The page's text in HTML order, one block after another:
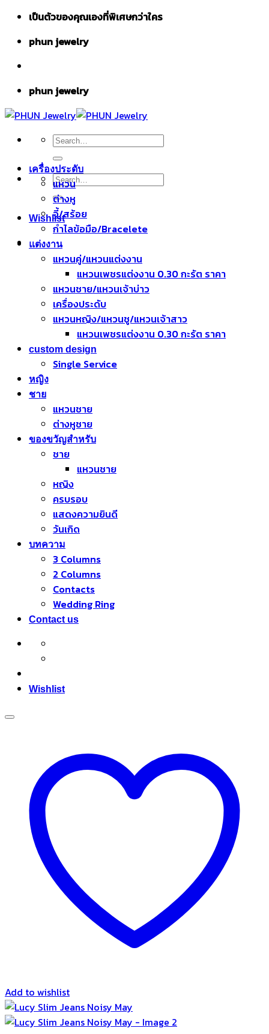
Skip
content
เป็นตัวของคุณเองที่พิเศษกว่าใคร
phun jewelry
phun jewelry
Search
for:
Search
for:
Wishlist
เครื่องประดับ
แหวน
ต่างหู
จี้/สร้อย
กำไลข้อมือ/Bracelete
แต่งงาน
แหวนคู่/แหวนแต่งงาน
แหวนเพชรแต่งงาน 0.30 กะรัต ราคา
แหวนชาย/แหวนเจ้าบ่าว
เครื่องประดับ
แหวนหญิง/แหวนชู/แหวนเจ้าสาว
แหวนเพชรแต่งงาน 0.30 กะรัต ราคา
custom design
Single Service
หญิง
ชาย
แหวนชาย
ต่างหูชาย
ของขวัญสำหรับ
ชาย
แหวนชาย
หญิง
ครบรอบ
แสดงความยินดี
วันเกิด
บทความ
3 Columns
2 Columns
Contacts
Wedding Ring
Contact us
Wishlist
Add to wishlist